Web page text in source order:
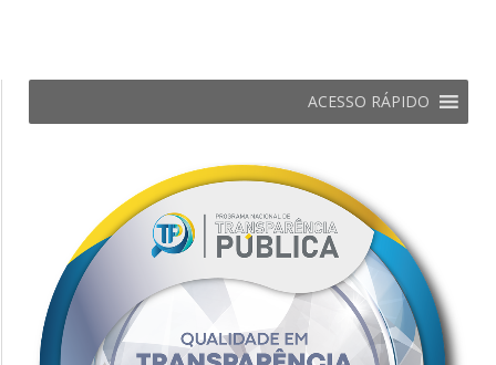
ACESSO RÁPIDO